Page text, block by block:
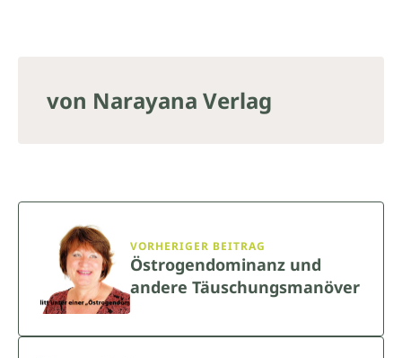
von Narayana Verlag
VORHERIGER BEITRAG
Östrogendominanz und
andere Täuschungsmanöver